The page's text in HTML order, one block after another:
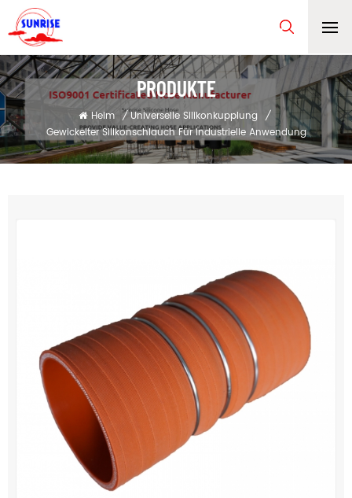
PRODUKTE
Heim / Universelle Silikonkupplung /
Gewickelter Silikonschlauch Für Industrielle Anwendung